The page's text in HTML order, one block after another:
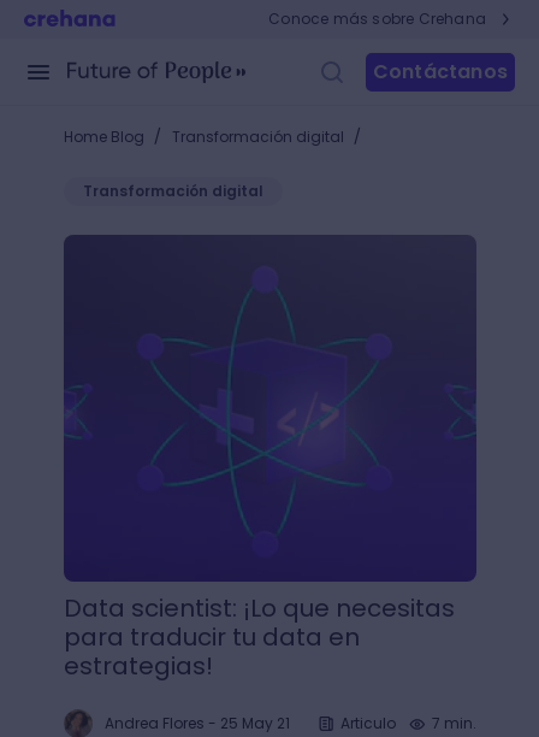
Conoce más sobre Crehana
Contáctanos
Home Blog / Transformación digital /
Transformación digital
Data scientist: ¡Lo que necesitas para traducir tu
Data scientist: ¡Lo que necesitas
para traducir tu data en
estrategias!
Andrea Flores - 25 May 21 Articulo 7 min.